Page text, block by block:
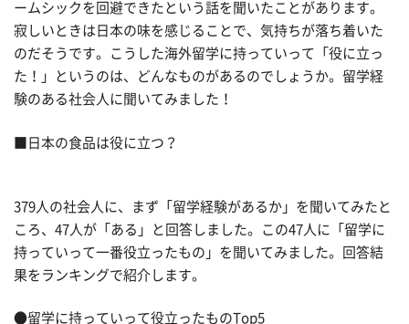
ームシックを回避できたという話を聞いたことがあります。
寂しいときは日本の味を感じることで、気持ちが落ち着いた
のだそうです。こうした海外留学に持っていって「役に立っ
た！」というのは、どんなものがあるのでしょうか。留学経
験のある社会人に聞いてみました！
■日本の食品は役に立つ？
379人の社会人に、まず「留学経験があるか」を聞いてみたと
ころ、47人が「ある」と回答しました。この47人に「留学に
持っていって一番役立ったもの」を聞いてみました。回答結
果をランキングで紹介します。
●留学に持っていって役立ったものTop5